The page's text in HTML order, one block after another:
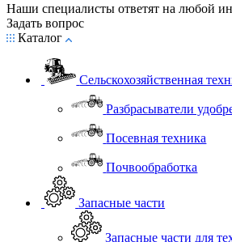
Наши специалисты ответят на любой
Задать вопрос
Каталог
Сельскохозяйственная
Разбрасыватели
Посевная техника
Почвообработка
Запасные части
Запасные части для